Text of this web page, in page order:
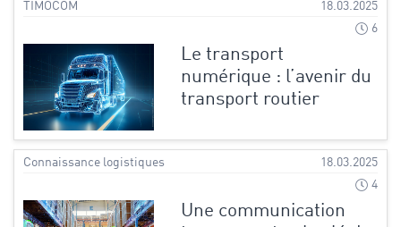
TIMOCOM
18.03.2025
6
Le transport
numérique : l’avenir du
transport routier
Connaissance logistiques
18.03.2025
4
Une communication